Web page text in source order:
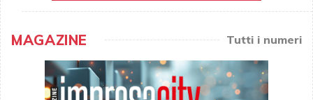
MAGAZINE Tutti i numeri